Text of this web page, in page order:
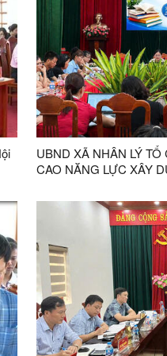
UBND XÃ NHÂN LÝ
CAO NĂNG LỰC XÂY
HỌC